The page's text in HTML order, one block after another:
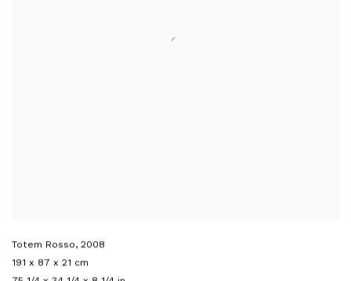
Totem Rosso, 2008
191 x 87 x 21 cm